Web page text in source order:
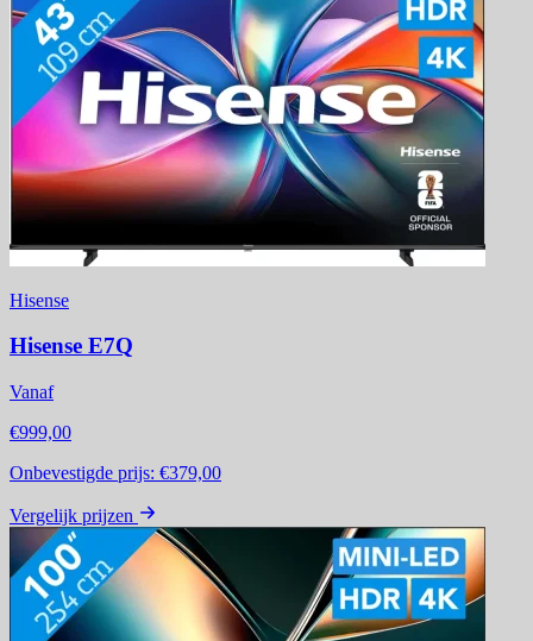
Hisense
Hisense E7Q
Vanaf
€999,00
Onbevestigde prijs: €379,00
Vergelijk prijzen